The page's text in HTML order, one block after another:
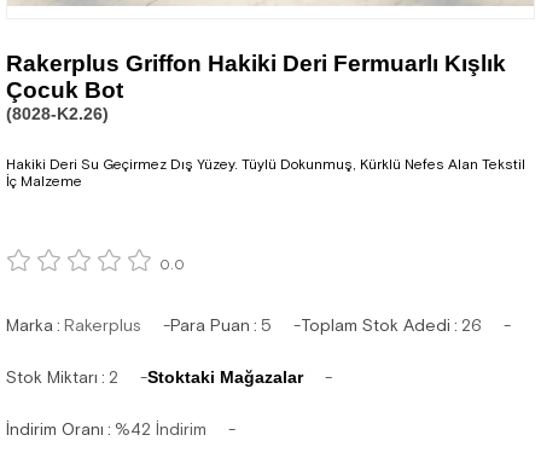
Rakerplus Griffon Hakiki Deri Fermuarlı Kışlık
Çocuk Bot
(8028-K2.26)
Hakiki Deri Su Geçirmez Dış Yüzey. Tüylü Dokunmuş, Kürklü Nefes Alan Tekstil
İç Malzeme
0.0
Marka: Rakerplus Para Puan : 5 Toplam Stok Adedi : 26
Stok Miktarı : 2 Stoktaki Mağazalar
İndirim Oranı : %42 İndirim